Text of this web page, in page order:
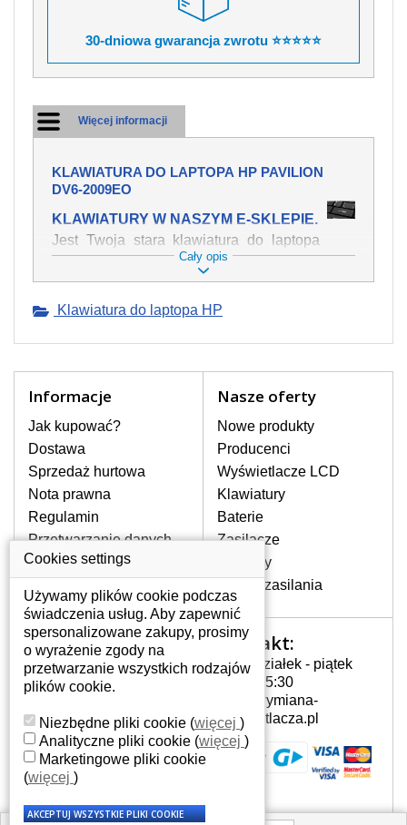
30-dniowa gwarancja zwrotu ⭐⭐⭐⭐⭐
Więcej informacji
KLAWIATURA DO LAPTOPA HP PAVILION
DV6-2009EO
KLAWIATURY W NASZYM E-SKLEPIE.
Jest Twoja stara klawiatura do laptopa
HP Pavilion dv6-2009eo mechanicznie
uszkodzona, polałeś ją płynem, który
swojej pozycji? Kup nową klawiaturę,
Oferujemy oryginalne klawiatury w
stronie internetowej ją znajdziesz za
pomocy wyszukiwarki. Wystarczy znać
model laptopa. Przy każdej klawiaturze
nie może brakować szczególowe zdjęcie
do aktualnego stanu naszego magazynu.
W JAKI SPOSÓB MOŻE SIĘ
PRZEJAWIAĆ USTERKA
Częstymi objawami są pomijanie liter
czy wyświetlanie innych liter oraz
dublowanie tych samych znaków. W
przypadku podlicia klawisze nie
powrócą do pierwotnej pozycji. Albo
też uszkodzenie mechaniczne, np.
JAK TO DZIAŁA?
Klawiatura składa się z kilku
warstw folii, z których przewodzą
przewodzące warstwy.
Cały opis
Klawiatura do laptopa HP
Informacje
Jak kupować?
Dostawa
Sprzedaż hurtowa
Nota prawna
Regulamin
Przetwarzanie danych
osobowych
Gdzie nas znajdziesz
Nasze oferty
Nowe produkty
Producenci
Wyświetlacze LCD
Klawiatury
Baterie
Zasilacze
Zawiasy
Złącza zasilania
Twoje konto
Twoje konto
Dane osobowe
Adresy
Historia zamówień
Kontakt:
Poniedziałek - piątek
7:00 - 15:30
info@wymiana-
wyswietlacza.pl
Cookies settings
Używamy plików cookie podczas
świadczenia usług. Aby zapewnić
spersonalizowane zakupy, prosimy
o wyrażenie zgody na
przetwarzanie wszystkich rodzajów
plików cookie.
Niezbędne pliki cookie (więcej )
Analityczne pliki cookie (więcej )
Marketingowe pliki cookie
(więcej )